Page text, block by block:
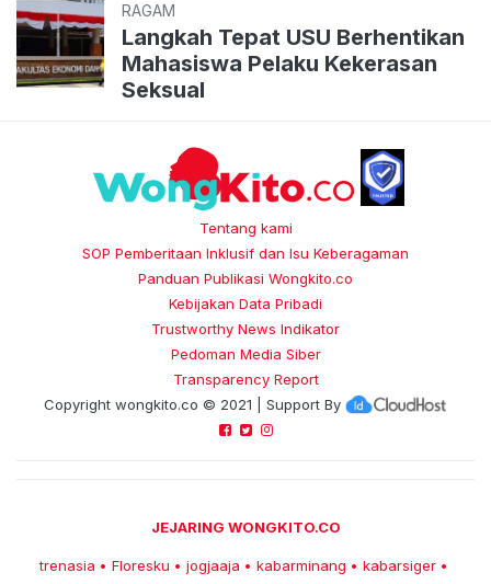
RAGAM
Langkah Tepat USU Berhentikan
Mahasiswa Pelaku Kekerasan
Seksual
Tentang kami
SOP Pemberitaan Inklusif dan Isu Keberagaman
Panduan Publikasi Wongkito.co
Kebijakan Data Pribadi
Trustworthy News Indikator
Pedoman Media Siber
Transparency Report
Copyright wongkito.co © 2021 | Support By
JEJARING WONGKITO.CO
trenasia • Floresku • jogjaaja • kabarminang • kabarsiger •